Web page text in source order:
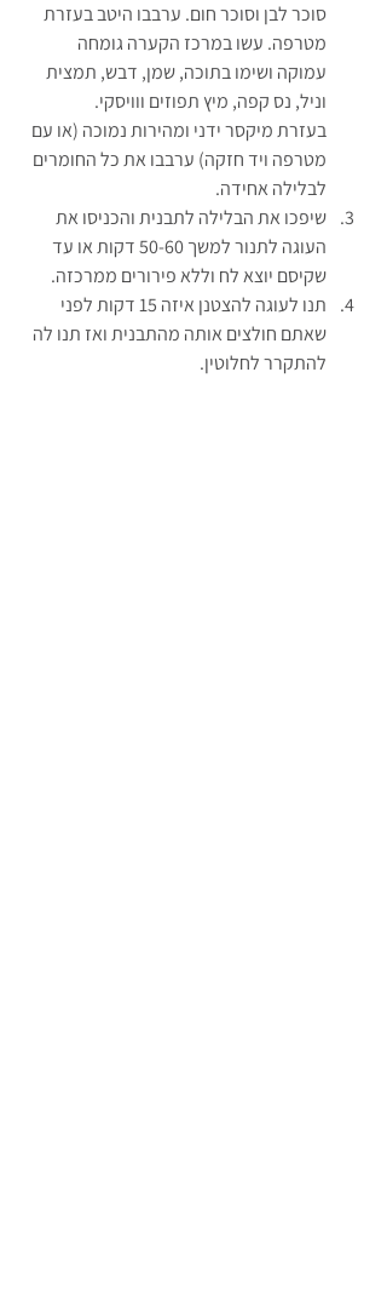
סוכר לבן וסוכר חום. ערבבו היטב בעזרת
מטרפה. עשו במרכז הקערה גומחה
עמוקה ושימו בתוכה, שמן, דבש, תמצית
וניל, נס קפה, מיץ תפוזים ווויסקי.
בעזרת מיקסר ידני ומהירות נמוכה (או עם
מטרפה ויד חזקה) ערבבו את כל החומרים
לבלילה אחידה.
שיפכו את הבלילה לתבנית והכניסו את
העוגה לתנור למשך 50-60 דקות או עד
שקיסם יוצא לח וללא פירורים ממרכזה.
תנו לעוגה להצטנן איזה 15 דקות לפני
שאתם חולצים אותה מהתבנית ואז תנו לה
להתקרר לחלוטין.